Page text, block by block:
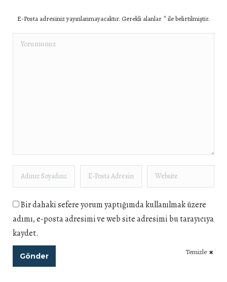
E-Posta adresiniz yayınlanmayacaktır. Gerekli alanlar *ile belirtilmiştir.
Yorumunuz
Adınız Soyadınız * E-Posta Adresiniz * Website
Bir dahaki sefere yorum yaptığımda kullanılmak üzere
adımı, e-posta adresimi ve web site adresimi bu tarayıcıya
kaydet.
Temizle
Gönder